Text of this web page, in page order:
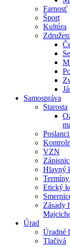
Farnosť
Šport
Kultúra
Samospráva
Starosta
VZN
Hlavný
Etický
Zásady
Úrad
Úradné
Tlačivá